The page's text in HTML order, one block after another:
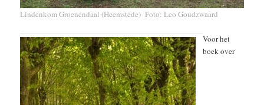
Lindenkom Groenendaal (Heemstede) Foto: Leo Goudzwaard
Voor het
boek over